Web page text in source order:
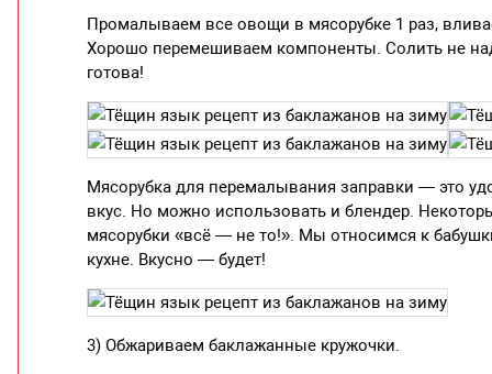
Промалываем все овощи в мясорубке 1 раз,
Хорошо перемешиваем компоненты. Солить не
готова!
Мясорубка для перемалывания заправки — это
вкус. Но можно использовать и блендер.
мясорубки «всё — не то!». Мы относимся к
кухне. Вкусно — будет!
3) Обжариваем баклажанные кружочки.